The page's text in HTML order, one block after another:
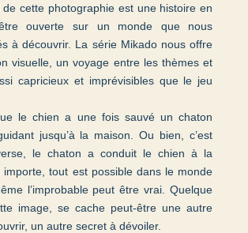
de cette photographie est une histoire en
ouverte sur un monde que nous
à découvrir. La série Mikado nous offre
visuelle, un voyage entre les thèmes et
capricieux et imprévisibles que le jeu
le chien a une fois sauvé un chaton
jusqu’à la maison. Ou bien, c’est
le chaton a conduit le chien à la
importe, tout est possible dans le monde
l’improbable peut être vrai. Quelque
image, se cache peut-être une autre
un autre secret à dévoiler.